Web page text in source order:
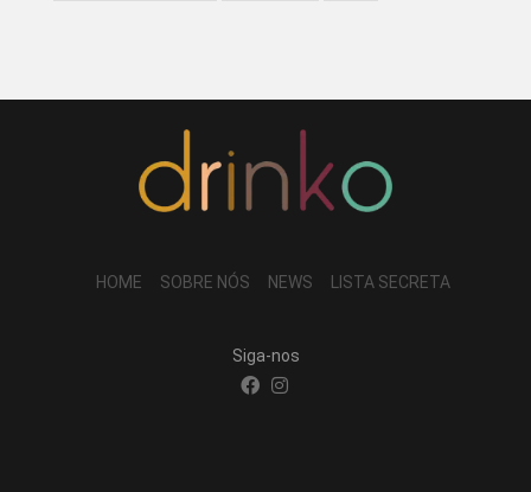
HOME SOBRE NÓS NEWS LISTA SECRETA
Siga-nos